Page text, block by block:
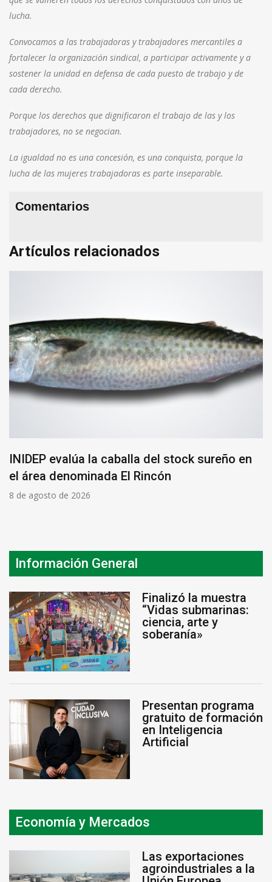
lucha.
Convocamos a las trabajadoras y trabajadores mercantiles a
fortalecer la organización sindical, a participar activamente y a
sostener la unidad en defensa de cada puesto de trabajo y de
cada derecho.
Porque los derechos que dignificaron el trabajo de las y los
trabajadores, no se negocian.
La igualdad no es una concesión, es una conquista, porque la
lucha de las mujeres trabajadoras es parte inseparable.
Comentarios
Artículos relacionados
INIDEP evalúa la caballa del stock sureño en
el área denominada El Rincón
8 de agosto de 2026
Información General
Finalizó la muestra
“Vidas submarinas:
ciencia, arte y
soberanía»
Presentan programa
gratuito de formación
en Inteligencia
Artificial
Economía y Mercados
Las exportaciones
agroindustriales a la